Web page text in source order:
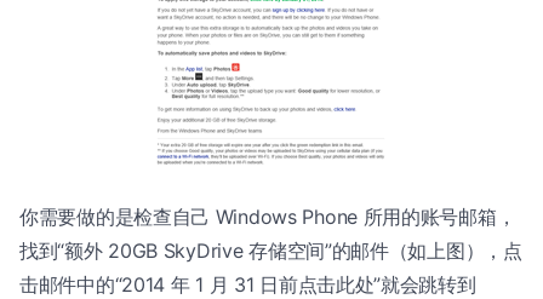
你需要做的是检查自己 Windows Phone 所用的账号邮箱，
找到“额外 20GB SkyDrive 存储空间”的邮件（如上图），点
击邮件中的“2014 年 1 月 31 日前点击此处”就会跳转到